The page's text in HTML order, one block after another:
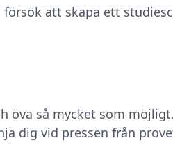
att skapa ett
öva så mycket som
dig vid pressen från